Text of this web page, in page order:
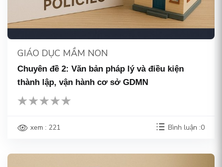
GIÁO DỤC MẦM NON
Chuyên đề 2: Văn bản pháp lý và điều kiện
thành lập, vận hành cơ sở GDMN
xem : 221 Bình luận :0